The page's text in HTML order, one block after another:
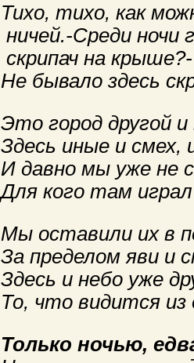
Тихо, тихо, как
Среди ночи
-
ничей.
-
скрипач на крыше?
Не бывало здесь
Это город другой и
Здесь иные и смех,
И давно мы уже не
Для кого там играл
Мы оставили их в
За пределом яви и
Здесь и небо уже
То, что видится из
Только ночью,